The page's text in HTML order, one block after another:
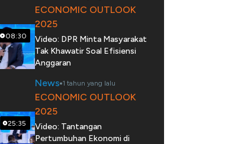
08:30
ECONOMIC OUTLOOK
2025
Video: DPR Minta Masyarakat
Tak Khawatir Soal Efisiensi
Anggaran
News 1 tahun yang lalu
25:35
ECONOMIC OUTLOOK
2025
Video: Tantangan
Pertumbuhan Ekonomi di